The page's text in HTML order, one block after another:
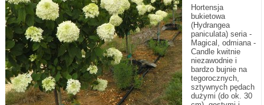
Hortensja
bukietowa
(Hydrangea
paniculata) seria -
Magical, odmiana -
Candle kwitnie
niezawodnie i
bardzo bujnie na
tegorocznych,
sztywnych pędach
dużymi (do ok. 30